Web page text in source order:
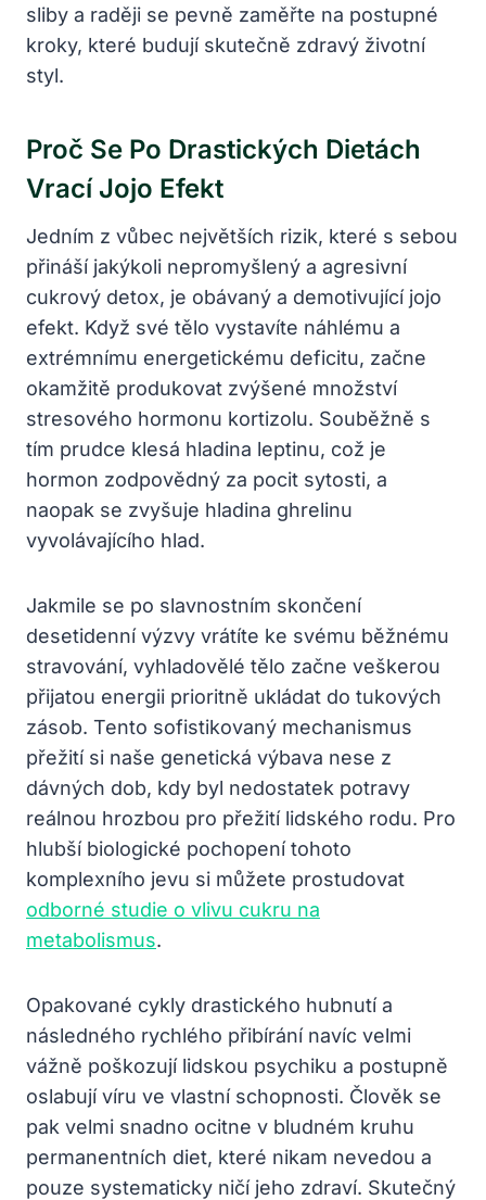
sliby a raději se pevně zaměřte na postupné
kroky, které budují skutečně zdravý životní
styl.
Proč Se Po Drastických Dietách
Vrací Jojo Efekt
Jedním z vůbec největších rizik, které s sebou
přináší jakýkoli nepromyšlený a agresivní
cukrový detox, je obávaný a demotivující jojo
efekt. Když své tělo vystavíte náhlému a
extrémnímu energetickému deficitu, začne
okamžitě produkovat zvýšené množství
stresového hormonu kortizolu. Souběžně s
tím prudce klesá hladina leptinu, což je
hormon zodpovědný za pocit sytosti, a
naopak se zvyšuje hladina ghrelinu
vyvolávajícího hlad.
Jakmile se po slavnostním skončení
desetidenní výzvy vrátíte ke svému běžnému
stravování, vyhladovělé tělo začne veškerou
přijatou energii prioritně ukládat do tukových
zásob. Tento sofistikovaný mechanismus
přežití si naše genetická výbava nese z
dávných dob, kdy byl nedostatek potravy
reálnou hrozbou pro přežití lidského rodu. Pro
hlubší biologické pochopení tohoto
komplexního jevu si můžete prostudovat
odborné studie o vlivu cukru na
metabolismus.
Opakované cykly drastického hubnutí a
následného rychlého přibírání navíc velmi
vážně poškozují lidskou psychiku a postupně
oslabují víru ve vlastní schopnosti. Člověk se
pak velmi snadno ocitne v bludném kruhu
permanentních diet, které nikam nevedou a
pouze systematicky ničí jeho zdraví. Skutečný